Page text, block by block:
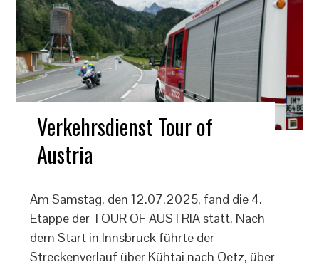
Verkehrsdienst Tour of
Austria
Am Samstag, den 12.07.2025, fand die 4.
Etappe der TOUR OF AUSTRIA statt. Nach
dem Start in Innsbruck führte der
Streckenverlauf über Kühtai nach Oetz, über